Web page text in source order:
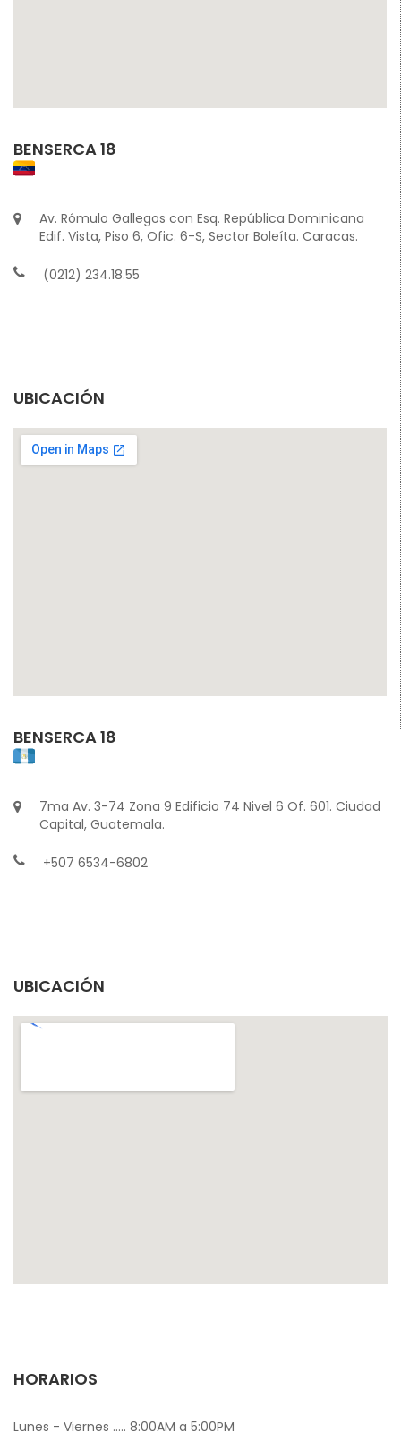
BENSERCA 18
Av. Rómulo Gallegos con Esq. República Dominicana
Edif. Vista, Piso 6, Ofic. 6-S, Sector Boleíta. Caracas.
(0212) 234.18.55
UBICACIÓN
BENSERCA 18
7ma Av. 3-74 Zona 9 Edificio 74 Nivel 6 Of. 601. Ciudad
Capital, Guatemala.
+507 6534-6802
UBICACIÓN
HORARIOS
Lunes - Viernes ..... 8:00AM a 5:00PM